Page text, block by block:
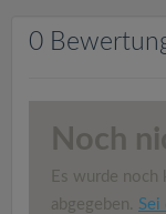
0
Noch
Es wurde
abgegeben. Sei